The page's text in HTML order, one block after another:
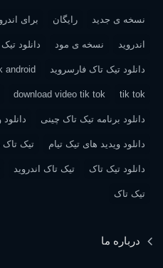
نسخه ی جدید رایگان برای
اندروید نسخه ی مود دانلود
دانلود تیک تاک فارسروید android
tik tok
download video tik tok
دانلود برنامه تیک تاک چینی
دانلود ویدید های تیک تیام تیک تاک
دانلود تیک تاک تیک تاک اندروید
تیک تاک
درباره ما